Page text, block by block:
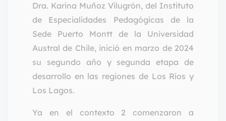
Dra. Karina Muñoz Vilugrón, del Instituto
de Especialidades Pedagógicas de la
Sede Puerto Montt de la Universidad
Austral de Chile, inició en marzo de 2024
su segundo año y segunda etapa de
desarrollo en las regiones de Los Ríos y
Los Lagos.
Ya en el contexto 2 comenzaron a